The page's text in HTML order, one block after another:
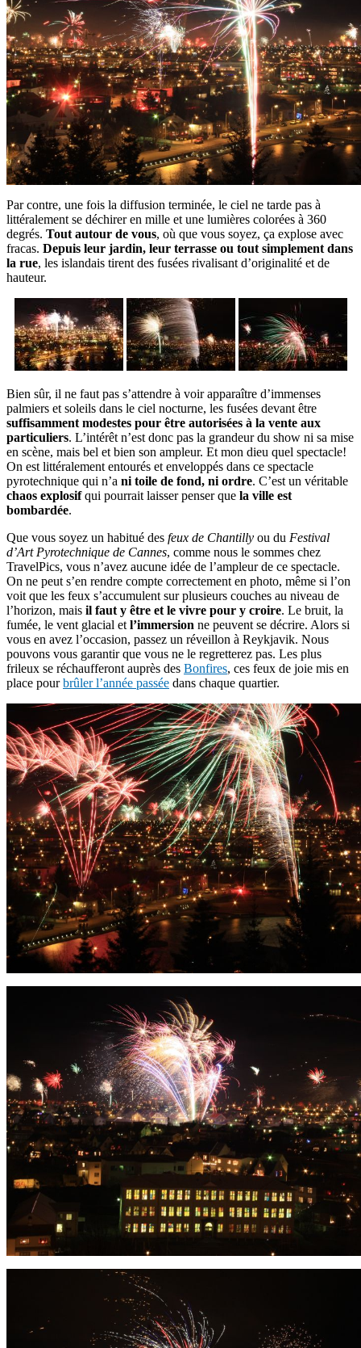
Par contre, une fois la diffusion terminée, le ciel ne tarde pas à
littéralement se déchirer en mille et une lumières colorées à 360
degrés. Tout autour de vous, où que vous soyez, ça explose avec
fracas. Depuis leur jardin, leur terrasse ou tout simplement dans
la rue, les islandais tirent des fusées rivalisant d’originalité et de
hauteur.
Bien sûr, il ne faut pas s’attendre à voir apparaître d’immenses
palmiers et soleils dans le ciel nocturne, les fusées devant être
suffisamment modestes pour être autorisées à la vente aux
particuliers. L’intérêt n’est donc pas la grandeur du show ni sa mise
en scène, mais bel et bien son ampleur. Et mon dieu quel spectacle!
On est littéralement entourés et enveloppés dans ce spectacle
pyrotechnique qui n’a ni toile de fond, ni ordre. C’est un véritable
chaos explosifqui pourrait laisser penser que la ville est
bombardée.
Que vous soyez un habitué des feux de Chantilly ou du Festival
d’Art Pyrotechnique de Cannes, comme nous le sommes chez
TravelPics, vous n’avez aucune idée de l’ampleur de ce spectacle.
On ne peut s’en rendre compte correctement en photo, même si l’on
voit que les feux s’accumulent sur plusieurs couches au niveau de
l’horizon, mais il faut y être et le vivre pour y croire. Le bruit, la
fumée, le vent glacial et l’immersion ne peuvent se décrire. Alors si
vous en avez l’occasion, passez un réveillon à Reykjavik. Nous
pouvons vous garantir que vous ne le regretterez pas. Les plus
frileux se réchaufferont auprès des Bonfires, ces feux de joie mis en
place pourbrûler l’année passée dans chaque quartier.